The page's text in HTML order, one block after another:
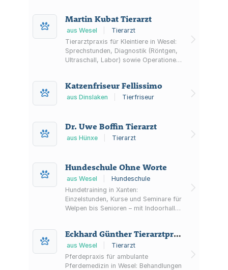
Martin Kubat Tierarzt
aus Wesel
Tierarzt
Tierarztpraxis für Kleintiere in Wesel:
Sprechstunden, Diagnostik (Röntgen,
Ultraschall, Labor) sowie Operationen,
Katzenfriseur Fellissimo
aus Dinslaken Tierfriseur
Dr. Uwe Boffin Tierarzt
aus Hünxe Tierarzt
Hundeschule Ohne Worte
aus Wesel
Hundeschule
Hundetraining in Xanten:
Einzelstunden, Kurse und Seminare für
Welpen bis Senioren – mit Indoorhalle,
Eckhard Günther Tierarztpraxis
aus Wesel
Tierarzt
Pferdepraxis für ambulante
Pferdemedizin in Wesel: Behandlungen